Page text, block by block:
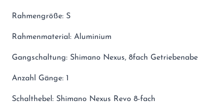
Rahmengröße: S
Rahmenmaterial: Aluminium
Gangschaltung: Shimano Nexus, 8fach Getriebenabe
Anzahl Gänge: 1
Schalthebel: Shimano Nexus Revo 8-fach